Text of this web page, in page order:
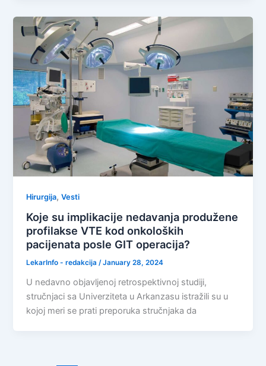
Hirurgija,Vesti
Koje su implikacije nedavanja produžene
profilakse VTE kod onkoloških
pacijenata posle GIT operacija?
LekarInfo - redakcija/January 28, 2024
U nedavno objavljenoj retrospektivnoj studiji,
stručnjaci sa Univerziteta u Arkanzasu istražili su u
kojoj meri se prati preporuka stručnjaka da